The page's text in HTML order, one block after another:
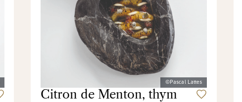
©Pascal Lattes
Citron de Menton, thym